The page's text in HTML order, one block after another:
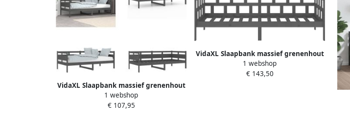
VidaXL Slaapbank massief grenenhout
grijs 90x190 cm Slaapbank
Slaapbanken Bedbank Bed
1 webshop
€ 107,95
VidaXL Slaapbank massief grenenhout
grijs 90x190 cm
1 webshop
€ 143,50